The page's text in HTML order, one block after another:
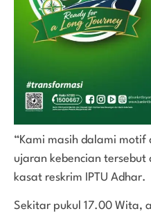
“Kami masih dalami
ujaran kebencian tersebut
kasat reskrim IPTU Adhar.
Sekitar pukul 17.00 Wita,